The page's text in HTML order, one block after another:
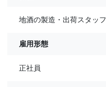
地酒の製造・出荷スタッフ
雇用形態
正社員